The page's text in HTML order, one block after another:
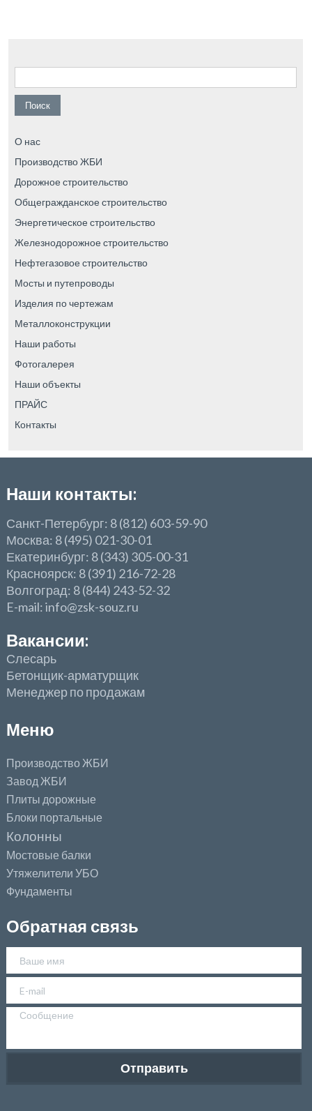
Найти:
О нас
Производство ЖБИ
Дорожное строительство
Общегражданское строительство
Энергетическое строительство
Железнодорожное строительство
Нефтегазовое строительство
Мосты и путепроводы
Изделия по чертежам
Металлоконструкции
Наши работы
Фотогалерея
Наши объекты
ПРАЙС
Контакты
Наши контакты:
Санкт-Петербург: 8 (812) 603-59-90
Москва: 8 (495) 021-30-01
Екатеринбург: 8 (343) 305-00-31
Красноярск: 8 (391) 216-72-28
Волгоград: 8 (844) 243-52-32
E-mail: info@zsk-souz.ru
Вакансии:
Слесарь
Бетонщик-арматурщик
Менеджер по продажам
Меню
Производство ЖБИ
Завод ЖБИ
Плиты дорожные
Блоки портальные
Колонны
Мостовые балки
Утяжелители УБО
Фундаменты
Обратная связь